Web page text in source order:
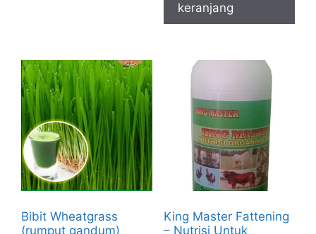
keranjang
Bibit Wheatgrass
(rumput gandum)
King Master Fattening
– Nutrisi Untuk